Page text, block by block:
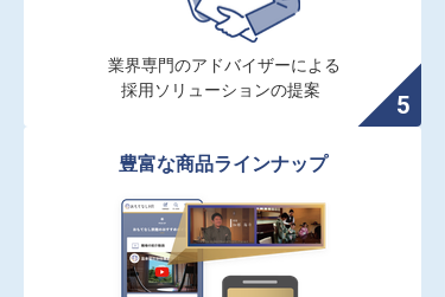
業界専門のアドバイザーによる
採用ソリューションの提案
豊富な商品ラインナップ